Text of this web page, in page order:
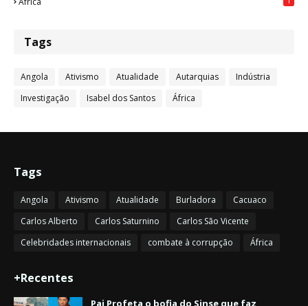
Tags
Angola Ativismo Atualidade Autarquias
Indústria
Investigação
Isabel dos Santos África
Tags
Angola Ativismo Atualidade Burladora
Cacuaco
Carlos Alberto
Carlos Saturnino
Carlos São Vicente
Celebridades internacionais
combate à corrupção África
+Recentes
Pai Profeta o bofia do Sinse que faz